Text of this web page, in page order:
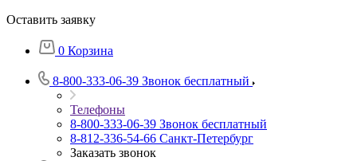
Оставить заявку
0 Корзина
8-800-333-06-39 Звонок бесплатный
Телефоны
8-800-333-06-39 Звонок бесплатный
8-812-336-54-66 Санкт-Петербург
Заказать звонок